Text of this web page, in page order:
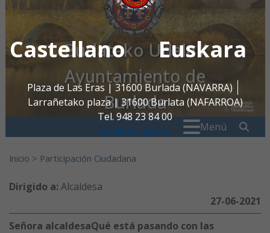
Castellano Euskara
Plaza de Las Eras | 31600 Burlada (NAVARRA)
Larrañetako plaza | 31600 Burlata (NAFARROA)
Tel. 948 23 84 00
oac@burlada.es
Burlatako Udala /
Ayuntamiento de
Burlada
Menú
Inicio > Participación Ciudadana
Dirigido a: Alcaldesa
27-06-2021
Señora alcaldesaQué está pasando con las